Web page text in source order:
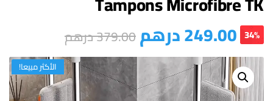
249.00درهم379.00درهم 34%
الأكثر مبيعا!